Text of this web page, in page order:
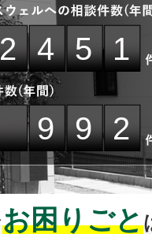
992
お困りごと